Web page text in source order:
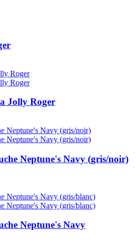
Jolly Roger
Neptune's Navy (gris/noir)
Neptune's Navy